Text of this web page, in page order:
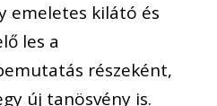
emeletes kilátó és
les a
részeként,
új tanösvény is.